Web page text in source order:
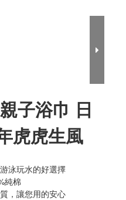
子浴巾 日
虎虎生風
泳玩水的好選擇
純棉
，讓您用的安心